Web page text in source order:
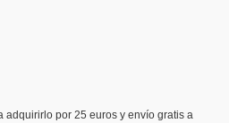
adquirirlo por 25 euros y envío gratis a